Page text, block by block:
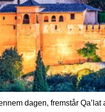
dagen, fremstår